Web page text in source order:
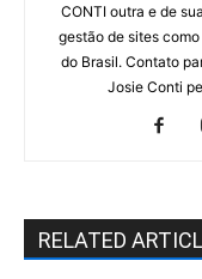
CONTI outra e de
gestão de sites
do Brasil. Contato
Josie Conti
RELATED